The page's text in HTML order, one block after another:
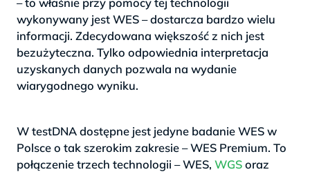
wykonywany jest WES – dostarcza bardzo wielu
informacji. Zdecydowana większość z nich jest
bezużyteczna. Tylko odpowiednia interpretacja
uzyskanych danych pozwala na wydanie
wiarygodnego wyniku.
W testDNA dostępne jest jedyne badanie WES w
Polsce o tak szerokim zakresie – WES Premium. To
połączenie trzech technologii – WES, WGSoraz